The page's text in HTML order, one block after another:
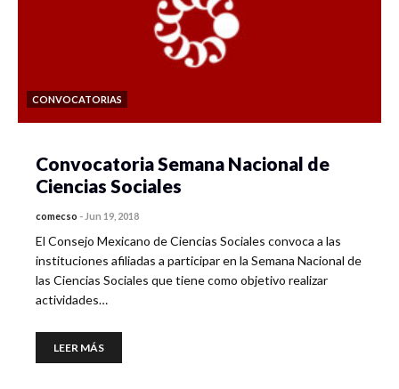
CONVOCATORIAS
Convocatoria Semana Nacional de
Ciencias Sociales
comecso - Jun 19, 2018
El Consejo Mexicano de Ciencias Sociales convoca a las
instituciones afiliadas a participar en la Semana Nacional de
las Ciencias Sociales que tiene como objetivo realizar
actividades…
LEER MÁS